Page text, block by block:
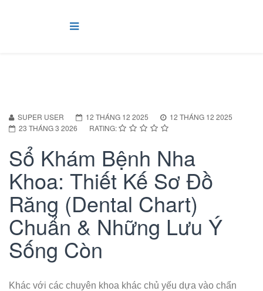
SUPER USER 12 THÁNG 12 2025
12 THÁNG 12 2025
23 THÁNG 3 2026
RATING:
Sổ Khám Bệnh Nha
Khoa: Thiết Kế Sơ Đồ
Răng (Dental Chart)
Chuẩn & Những Lưu Ý
Sống Còn
Khác với các chuyên khoa khác chủ yếu dựa vào chẩn